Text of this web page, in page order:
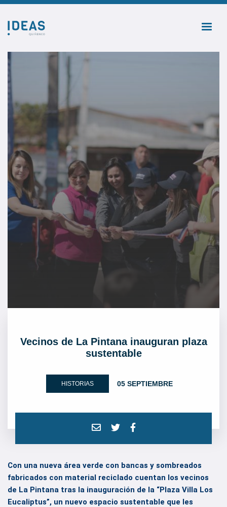
Vecinos de La Pintana inauguran plaza
sustentable
HISTORIAS 05 SEPTIEMBRE
Con una nueva área verde con bancas y sombreados
fabricados con material reciclado cuentan los vecinos
de La Pintana tras la inauguración de la “Plaza Villa Los
Eucaliptus”, un nuevo espacio sustentable que les